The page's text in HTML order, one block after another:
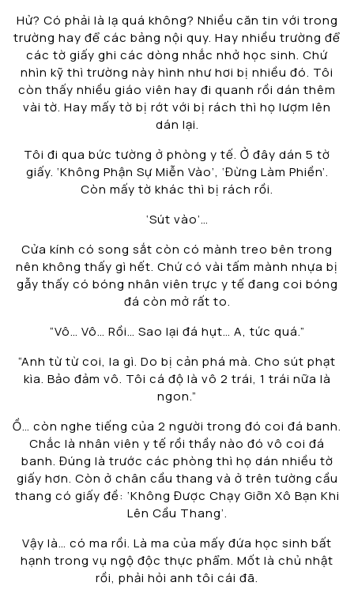
Hử? Có phải là lạ quá không? Nhiều căn tin với trong
trường hay để các bảng nội quy. Hay nhiều trường để
các tờ giấy ghi các dòng nhắc nhở học sinh. Chứ
nhìn kỹ thì trường này hình như hơi bị nhiều đó. Tôi
còn thấy nhiều giáo viên hay đi quanh rồi dán thêm
vài tờ. Hay mấy tờ bị rớt với bị rách thì họ lượm lên
dán lại.
Tôi đi qua bức tường ở phòng y tế. Ở đây dán 5 tờ
giấy. ‘Không Phận Sự Miễn Vào’, ‘Đừng Làm Phiền’.
Còn mấy tờ khác thì bị rách rồi.
‘Sút vào’…
Cửa kính có song sắt còn có mành treo bên trong
nên không thấy gì hết. Chứ có vài tấm mành nhựa bị
gẫy thấy có bóng nhân viên trực y tế đang coi bóng
đá còn mở rất to.
“Vô… Vô… Rồi… Sao lại đá hụt… A, tức quá.”
“Anh từ từ coi, la gì. Do bị cản phá mà. Cho sút phạt
kìa. Bảo đảm vô. Tôi cá độ là vô 2 trái, 1 trái nữa là
ngon.”
Ồ… còn nghe tiếng của 2 người trong đó coi đá banh.
Chắc là nhân viên y tế rồi thầy nào đó vô coi đá
banh. Đúng là trước các phòng thì họ dán nhiều tờ
giấy hơn. Còn ở chân cầu thang và ở trên tường cầu
thang có giấy đề: ‘Không Được Chạy Giỡn Xô Bạn Khi
Lên Cầu Thang’.
Vậy là… có ma rồi. Là ma của mấy đứa học sinh bất
hạnh trong vụ ngộ độc thực phẩm. Mốt là chủ nhật
rồi, phải hỏi anh tôi cái đã.